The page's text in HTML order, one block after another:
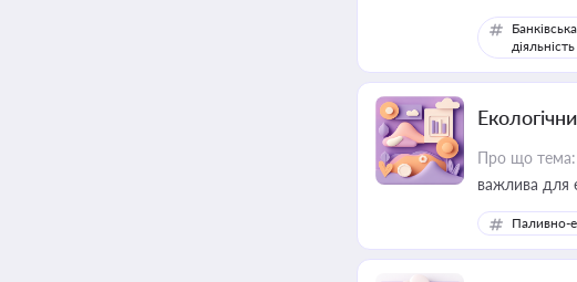
Банківська
діяльність
Про що тема:
важлива для
Паливно-